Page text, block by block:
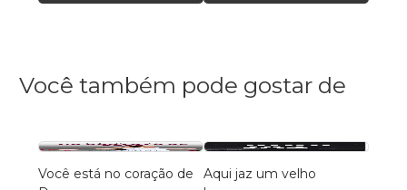
Você também pode gostar de
Você está no coração de
Aqui jaz um velho